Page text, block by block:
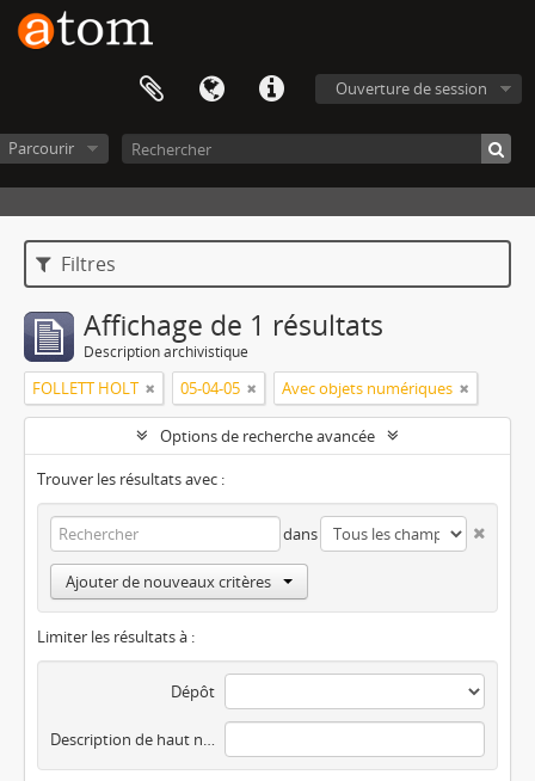
Ouverture de session
Parcourir
Filtres
Affichage de 1 résultats
Description archivistique
FOLLETT HOLT 05-04-05 Avec objets numériques
Options de recherche avancée
Trouver les résultats avec :
dans
Ajouter de nouveaux critères
Limiter les résultats à :
Dépôt
Description de haut niveau